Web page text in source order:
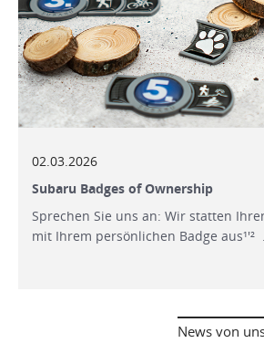
02.03.2026
Subaru Badges of Ownership
Sprechen Sie uns an: Wir statten
mit Ihrem persönlichen Badge aus¹'² …
News von